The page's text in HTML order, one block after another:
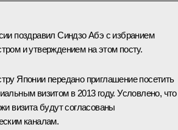
поздравилСиндзо Абэ с избранием
и утверждением на этом посту.
Японии передано приглашение посетить
визитом в 2013 году. Условлено, что
визита будут согласованы
каналам.